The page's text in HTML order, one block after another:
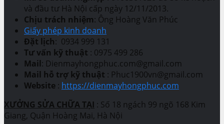
và đầu tư Hà Nội cấp ngày 12/11/2013.
Chịu trách nhiệm: Ông Hoàng Văn Phúc
Giấy phép kinh doanh
Đặt lịch: 0934 999 131
Tư vấn kỹ thuật : 0975 499 286
Mail: Dienmayhongphuc.com@gmail.com
Mail hỗ trợ kỹ thuật : Phuc1900vn@gmail.com
Website : https://dienmayhongphuc.com
XƯỞNG SỬA CHỮA TẠI : Số 18 ngách 99 ngõ 168 Kim
Giang, Quận Hoàng Mai, Hà Nội